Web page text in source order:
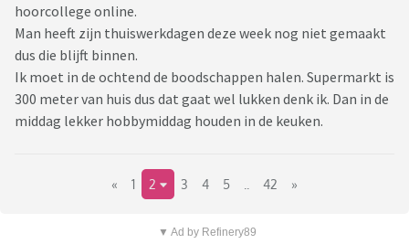
hoorcollege online.
Man heeft zijn thuiswerkdagen deze week nog niet gemaakt
dus die blijft binnen.
Ik moet in de ochtend de boodschappen halen. Supermarkt is
300 meter van huis dus dat gaat wel lukken denk ik. Dan in de
middag lekker hobbymiddag houden in de keuken.
« 1 2 3 4 5 42 »
▼ Ad by Refinery89